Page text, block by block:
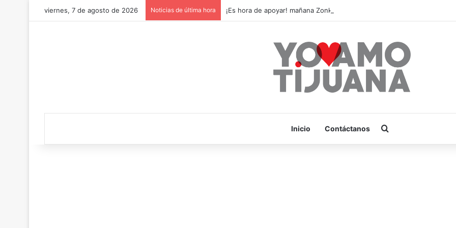
viernes, 7 de agosto de 2026 Noticias de última hora ¡Es hora de apoyar! mañana Zonkeys tendrá su último partido en casa
Inicio Contáctanos